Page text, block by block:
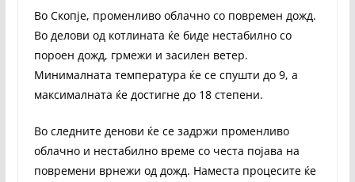
Во Скопје, променливо облачно со повремен дожд.
Во делови од котлината ќе биде нестабилно со
пороен дожд, грмежи и засилен ветер.
Минималната температура ќе се спушти до 9, а
максималната ќе достигне до 18 степени.
Во следните денови ќе се задржи променливо
облачно и нестабилно време со честа појава на
повремени врнежи од дожд. Наместа процесите ќе